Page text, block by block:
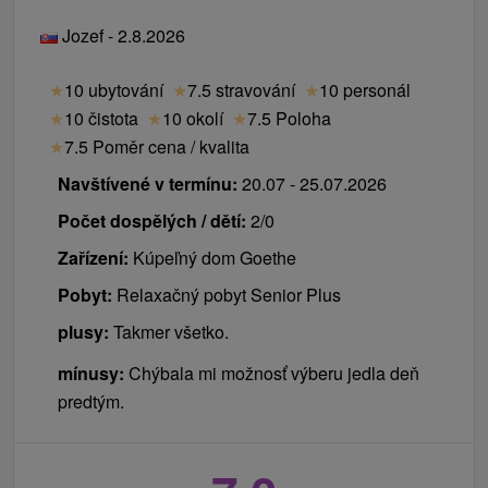
a LD Goethe 20 €
změna načasování procedur z podnětu klienta na
místě 2 € / procedura
výměna pokoje z podnětu klienta bez objektivních
důvodů na místě 15 €
jednorázový poplatek za zapůjčení županů 10 € /
1 župan / pobyt
vyšetření v pondělí.
Jaké procedury dostanete o víkendu?
Sestra vám na sobotu a neděli naplánuje ostatní
procedury z vašeho balíčku, které nevyžadují předpis
apod.).
Jozef - 2.8.2026
★10 ubytování ★7.5 stravování ★10 personál
★10 čistota ★10 okolí ★7.5 Poloha
★7.5 Poměr cena / kvalita
Navštívené v termínu: 20.07 - 25.07.2026
Počet dospělých / dětí: 2/0
Zařízení: Kúpeľný dom Goethe
Pobyt: Relaxačný pobyt Senior Plus
plusy: Takmer všetko.
mínusy: Chýbala mi možnosť výberu jedla deň
predtým.